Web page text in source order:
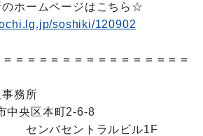
ホームページはこちら☆
soshiki/120902
＝＝＝＝＝＝＝＝＝＝＝＝＝＝＝
務所
央区本町2-6-8
トラルビル1F